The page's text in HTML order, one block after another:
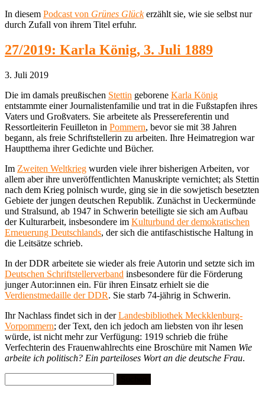
In diesem Podcast von Grünes Glückerzählt sie, wie sie selbst nur
durch Zufall von ihrem Titel erfuhr.
27/2019: Karla König, 3. Juli 1889
3. Juli 2019
Die im damals preußischen Stettin geborene Karla König
entstammte einer Journalistenfamilie und trat in die Fußstapfen ihres
Vaters und Großvaters. Sie arbeitete als Pressereferentin und
Ressortleiterin Feuilleton in Pommern, bevor sie mit 38 Jahren
begann, als freie Schriftstellerin zu arbeiten. Ihre Heimatregion war
Hauptthema ihrer Gedichte und Bücher.
Im Zweiten Weltkrieg wurden viele ihrer bisherigen Arbeiten, vor
allem aber ihre unveröffentlichten Manuskripte vernichtet; als Stettin
nach dem Krieg polnisch wurde, ging sie in die sowjetisch besetzten
Gebiete der jungen deutschen Republik. Zunächst in Ueckermünde
und Stralsund, ab 1947 in Schwerin beteiligte sie sich am Aufbau
der Kulturarbeit, insbesondere im Kulturbund der demokratischen
Erneuerung Deutschlands, der sich die antifaschistische Haltung in
die Leitsätze schrieb.
In der DDR arbeitete sie wieder als freie Autorin und setzte sich im
Deutschen Schriftstellerverband insbesondere für die Förderung
junger Autor:innen ein. Für ihren Einsatz erhielt sie die
Verdienstmedaille der DDR. Sie starb 74-jährig in Schwerin.
Ihr Nachlass findet sich in derLandesbibliothek Meckklenburg-
Vorpommern; der Text, den ich jedoch am liebsten von ihr lesen
würde, ist nicht mehr zur Verfügung: 1919 schrieb die frühe
Verfechterin des Frauenwahlrechts eine Broschüre mit Namen Wie
arbeite ich politisch? Ein parteiloses Wort an die deutsche Frau.
nach: